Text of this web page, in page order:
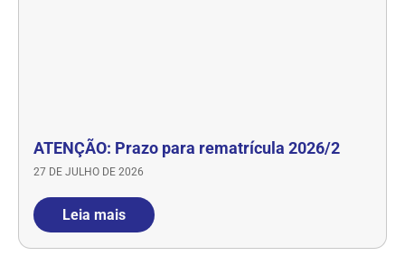
ATENÇÃO: Prazo para rematrícula 2026/2
27 DE JULHO DE 2026
Leia mais